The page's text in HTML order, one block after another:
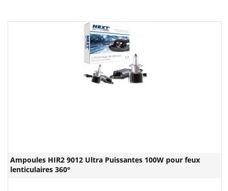
Ampoules HIR2 9012 Ultra Puissantes 100W pour feux
lenticulaires 360°